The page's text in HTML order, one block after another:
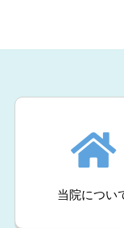
当院につい